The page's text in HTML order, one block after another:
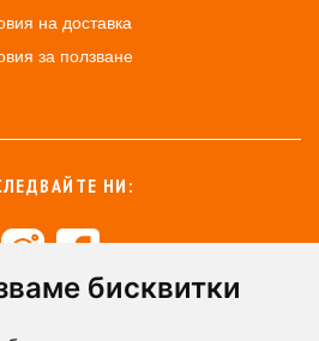
бисквитки
на доставка
за ползване
НИ: